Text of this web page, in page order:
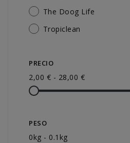
The Doog Life
Tropiclean
PRECIO
2,00 € - 28,00 €
PESO
0kg - 0.1kg